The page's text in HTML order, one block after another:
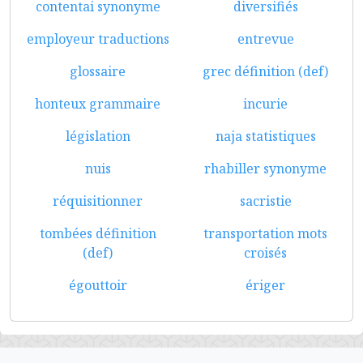
contentai synonyme
diversifiés
employeur traductions
entrevue
glossaire
grec définition (def)
honteux grammaire
incurie
législation
naja statistiques
nuis
rhabiller synonyme
réquisitionner
sacristie
tombées définition
(def)
transportation mots
croisés
égouttoir
ériger